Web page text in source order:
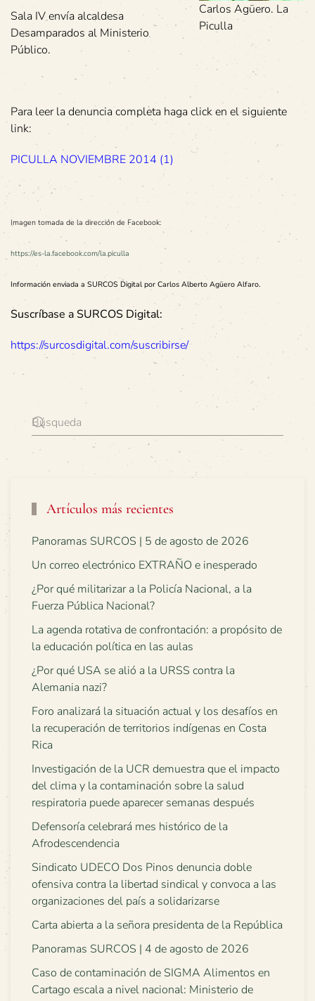
Carlos Agüero. La
Piculla
Sala IV envía alcaldesa
Desamparados al Ministerio
Público.
Para leer la denuncia completa haga click en el siguiente
link:
PICULLA NOVIEMBRE 2014 (1)
Imagen tomada de la dirección de Facebook:
https://es-la.facebook.com/la.piculla
Información enviada a SURCOS Digital por Carlos Alberto Agüero Alfaro.
Suscríbase a SURCOS Digital:
https://surcosdigital.com/suscribirse/
Artículos más recientes
Panoramas SURCOS | 5 de agosto de 2026
Un correo electrónico EXTRAÑO e inesperado
¿Por qué militarizar a la Policía Nacional, a la
Fuerza Pública Nacional?
La agenda rotativa de confrontación: a propósito de
la educación política en las aulas
¿Por qué USA se alió a la URSS contra la
Alemania nazi?
Foro analizará la situación actual y los desafíos en
la recuperación de territorios indígenas en Costa
Rica
Investigación de la UCR demuestra que el impacto
del clima y la contaminación sobre la salud
respiratoria puede aparecer semanas después
Defensoría celebrará mes histórico de la
Afrodescendencia
Sindicato UDECO Dos Pinos denuncia doble
ofensiva contra la libertad sindical y convoca a las
organizaciones del país a solidarizarse
Carta abierta a la señora presidenta de la República
Panoramas SURCOS | 4 de agosto de 2026
Caso de contaminación de SIGMA Alimentos en
Cartago escala a nivel nacional: Ministerio de